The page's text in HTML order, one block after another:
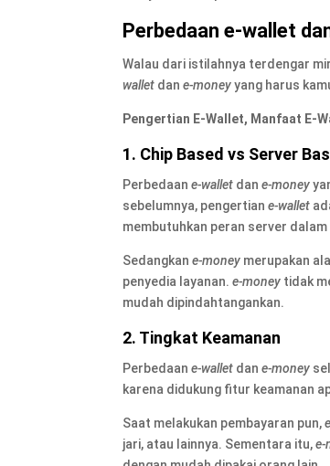
Perbedaan e-wallet
Walau dari istilahnya terdengar
wallet dane-moneyyang harus
Pengertian E-Wallet, Manfaat E-
1. Chip Based vs Server
Perbedaane-wallet dane-money
sebelumnya, pengertiane-wallet
membutuhkan peran server
Sedangkane-money merupakan
penyedia layanan.e-money tidak
mudah dipindahtangankan.
2. Tingkat Keamanan
Perbedaane-wallet dane-money
karena didukung fitur keamanan
Saat melakukan pembayaran pun,
jari, atau lainnya. Sementara itu,e-